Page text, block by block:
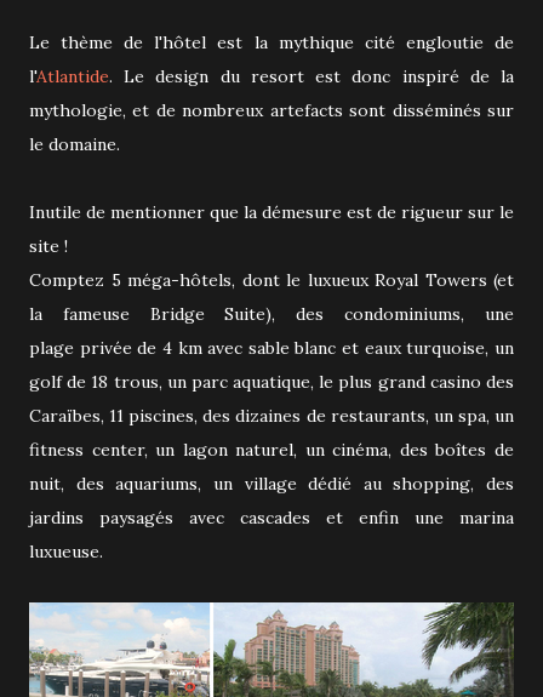
Le thème de l'hôtel est la mythique cité engloutie de
l'Atlantide. Le design du resort est donc inspiré de la
mythologie, et de nombreux artefacts sont disséminés sur
le domaine.
Inutile de mentionner que la démesure est de rigueur sur le
site !
Comptez 5 méga-hôtels, dont le luxueux Royal Towers (et
la fameuse Bridge Suite), des condominiums, une
plage privée de 4 km avec sable blanc et eaux turquoise, un
golf de 18 trous, un parc aquatique, le plus grand casino des
Caraïbes, 11 piscines, des dizaines de restaurants, un spa, un
fitness center, un lagon naturel, un cinéma, des boîtes de
nuit, des aquariums, un village dédié au shopping, des
jardins paysagés avec cascades et enfin une marina
luxueuse.